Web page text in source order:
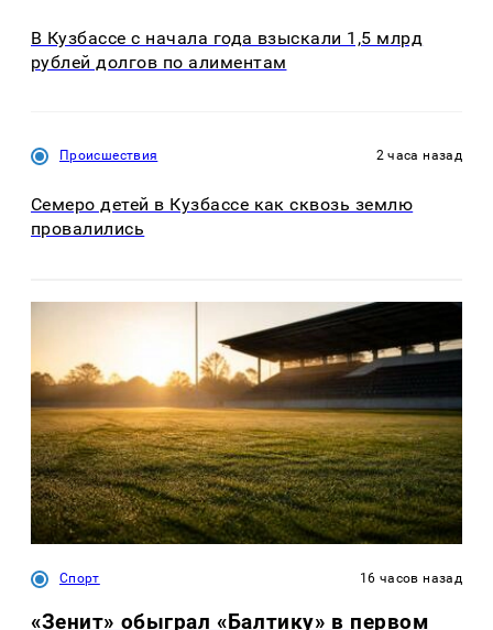
В Кузбассе с начала года взыскали 1,5 млрд
рублей долгов по алиментам
Происшествия 2 часа назад
Семеро детей в Кузбассе как сквозь землю
провалились
Спорт 16 часов назад
«Зенит» обыграл «Балтику» в первом